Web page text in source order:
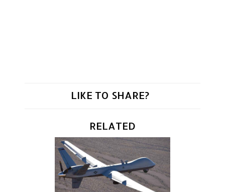
LIKE TO SHARE?
RELATED